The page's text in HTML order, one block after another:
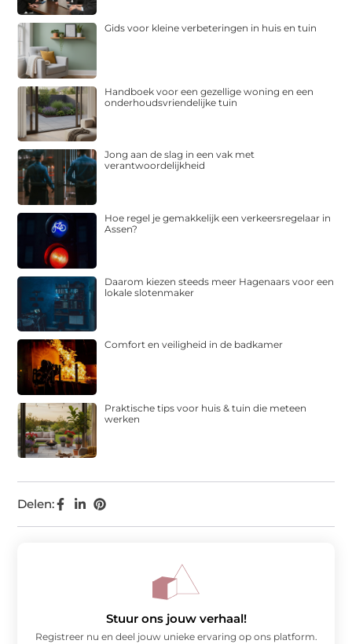
Delen:
Gids voor kleine verbeteringen in huis en tuin
Handboek voor een gezellige woning en een
onderhoudsvriendelijke tuin
Jong aan de slag in een vak met
verantwoordelijkheid
Hoe regel je gemakkelijk een verkeersregelaar in
Assen?
Daarom kiezen steeds meer Hagenaars voor een
lokale slotenmaker
Comfort en veiligheid in de badkamer
Praktische tips voor huis & tuin die meteen
werken
Stuur ons jouw verhaal!
Registreer nu en deel jouw unieke ervaring op ons platform.